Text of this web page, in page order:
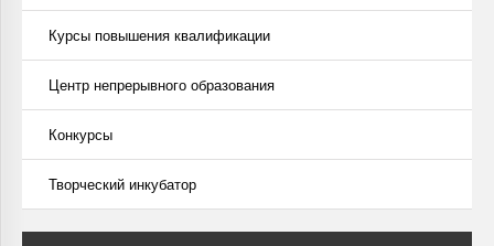
Курсы повышения квалификации
Центр непрерывного образования
Конкурсы
Творческий инкубатор